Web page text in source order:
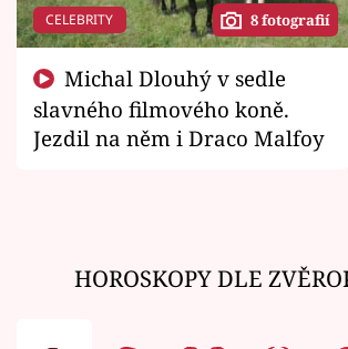
CELEBRITY 8 fotografií
slavného filmového koně.
Jezdil na něm i Draco Malfoy
HOROSKOPY DLE